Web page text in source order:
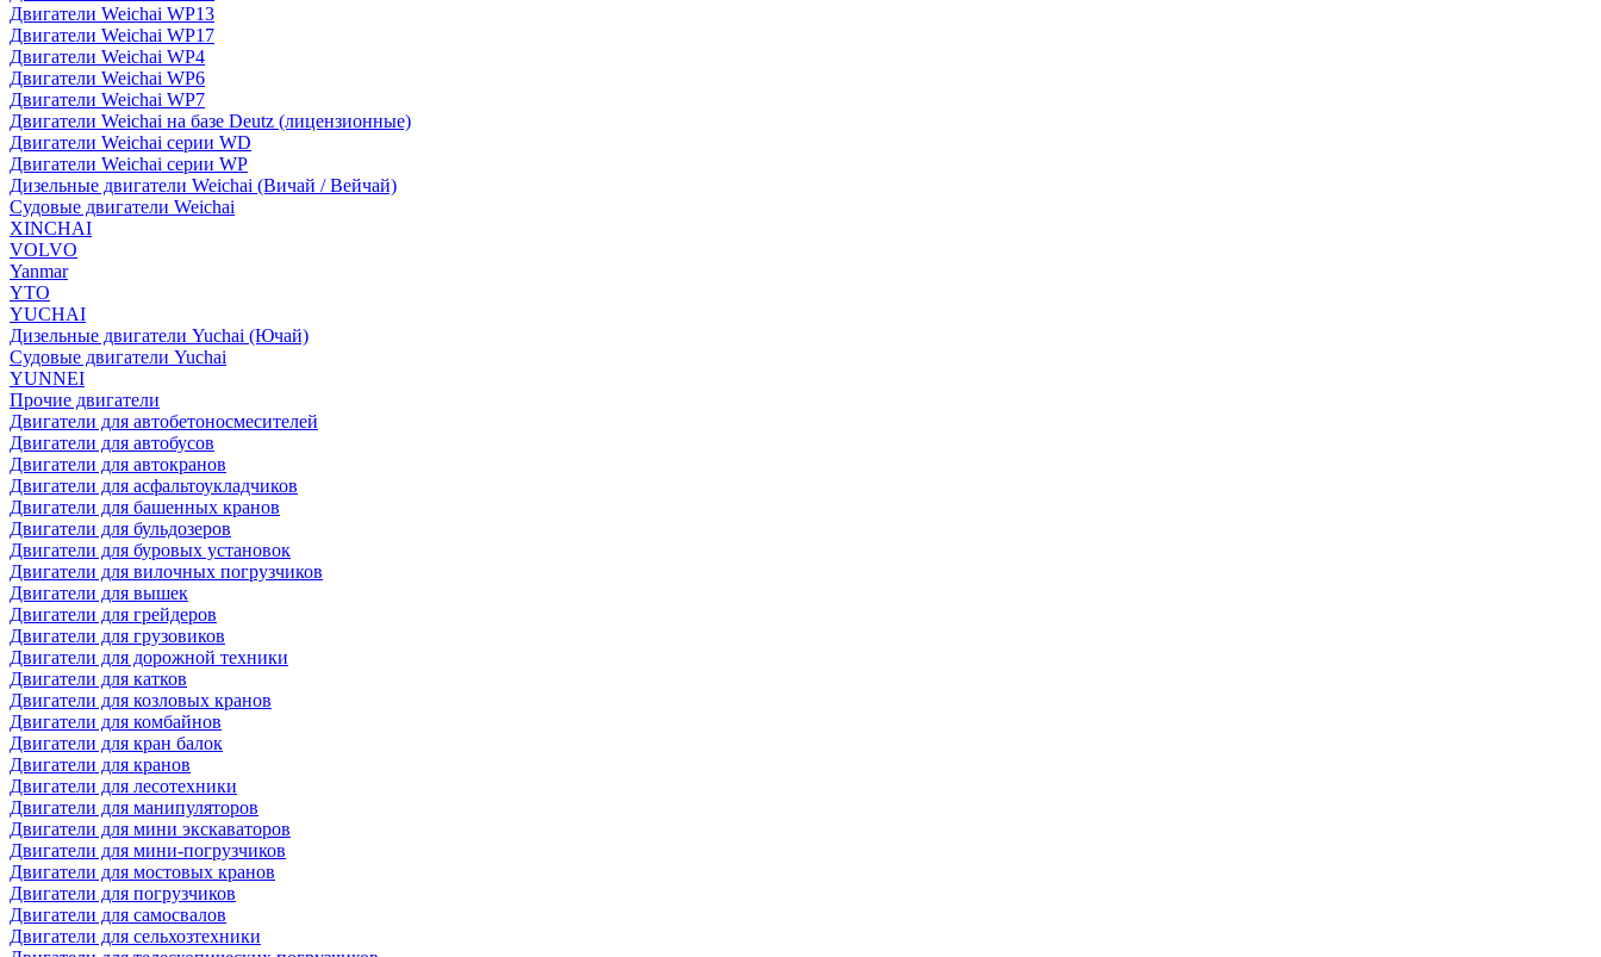
Двигатели Weichai WP13
Двигатели Weichai WP17
Двигатели Weichai WP4
Двигатели Weichai WP6
Двигатели Weichai WP7
Двигатели Weichai на базе Deutz (лицензионные)
Двигатели Weichai серии WD
Двигатели Weichai серии WP
Дизельные двигатели Weichai (Вичай / Вейчай)
Судовые двигатели Weichai
XINCHAI
VOLVO
Yanmar
YTO
YUCHAI
Дизельные двигатели Yuchai (Ючай)
Судовые двигатели Yuchai
YUNNEI
Прочие двигатели
Двигатели для автобетоносмесителей
Двигатели для автобусов
Двигатели для автокранов
Двигатели для асфальтоукладчиков
Двигатели для башенных кранов
Двигатели для бульдозеров
Двигатели для буровых установок
Двигатели для вилочных погрузчиков
Двигатели для вышек
Двигатели для грейдеров
Двигатели для грузовиков
Двигатели для дорожной техники
Двигатели для катков
Двигатели для козловых кранов
Двигатели для комбайнов
Двигатели для кран балок
Двигатели для кранов
Двигатели для лесотехники
Двигатели для манипуляторов
Двигатели для мини экскаваторов
Двигатели для мини-погрузчиков
Двигатели для мостовых кранов
Двигатели для погрузчиков
Двигатели для самосвалов
Двигатели для сельхозтехники